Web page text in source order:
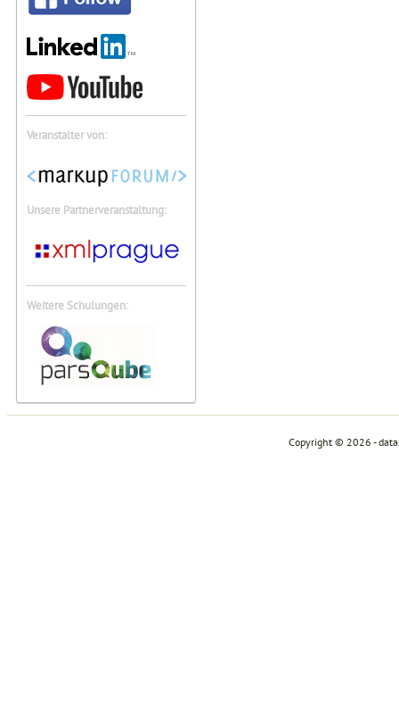
Veranstalter von:
Unsere Partnerveranstaltung:
Weitere Schulungen:
Copyright © 2026 -